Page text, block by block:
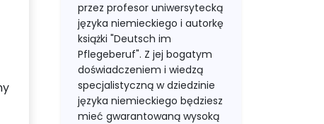
przez profesor uniwersytecką
języka niemieckiego i autorkę
książki "Deutsch im
Pflegeberuf". Z jej bogatym
doświadczeniem i wiedzą
specjalistyczną w dziedzinie
języka niemieckiego będziesz
mieć gwarantowaną wysoką